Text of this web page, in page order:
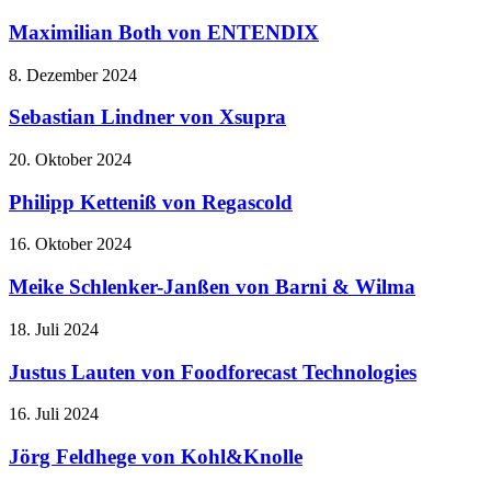
Maximilian Both von ENTENDIX
8. Dezember 2024
Sebastian Lindner von Xsupra
20. Oktober 2024
Philipp Ketteniß von Regascold
16. Oktober 2024
Meike Schlenker-Janßen von Barni & Wilma
18. Juli 2024
Justus Lauten von Foodforecast Technologies
16. Juli 2024
Jörg Feldhege von Kohl&Knolle